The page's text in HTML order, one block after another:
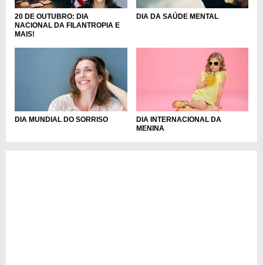
20 DE OUTUBRO: DIA
NACIONAL DA FILANTROPIA E
MAIS!
DIA DA SAÚDE MENTAL
DIA MUNDIAL DO SORRISO
DIA INTERNACIONAL DA
MENINA